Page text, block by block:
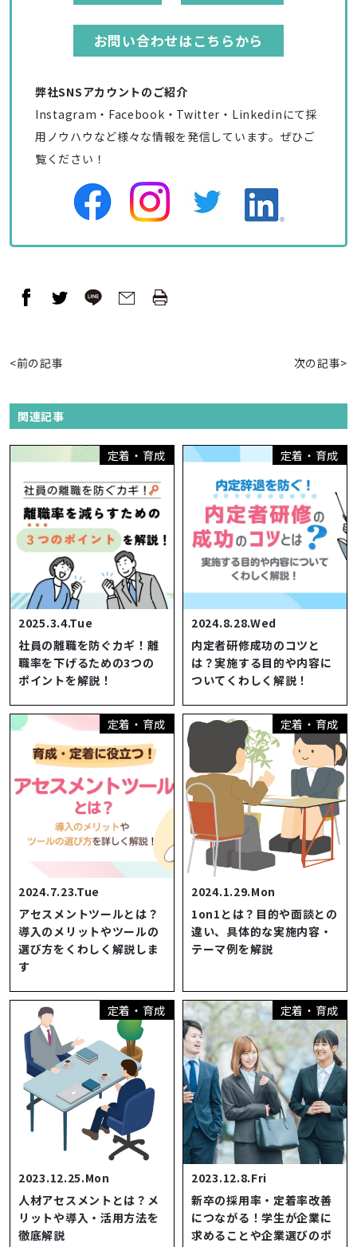
お問い合わせはこちらから
弊社SNSアカウントのご紹介
Instagram・Facebook・Twitter・Linkedinにて採
用ノウハウなど様々な情報を発信しています。ぜひご
覧ください！
<前の記事 次の記事>
関連記事
定着・育成
2025.3.4.Tue
社員の離職を防ぐカギ！離
職率を下げるための3つの
ポイントを解説！
定着・育成
2024.8.28.Wed
内定者研修成功のコツと
は？実施する目的や内容に
ついてくわしく解説！
定着・育成
2024.7.23.Tue
アセスメントツールとは？
導入のメリットやツールの
選び方をくわしく解説しま
す
定着・育成
2024.1.29.Mon
1on1とは？目的や面談との
違い、具体的な実施内容・
テーマ例を解説
定着・育成
2023.12.25.Mon
人材アセスメントとは？メ
リットや導入・活用方法を
徹底解説
定着・育成
2023.12.8.Fri
新卒の採用率・定着率改善
につながる！学生が企業に
求めることや企業選びのポ